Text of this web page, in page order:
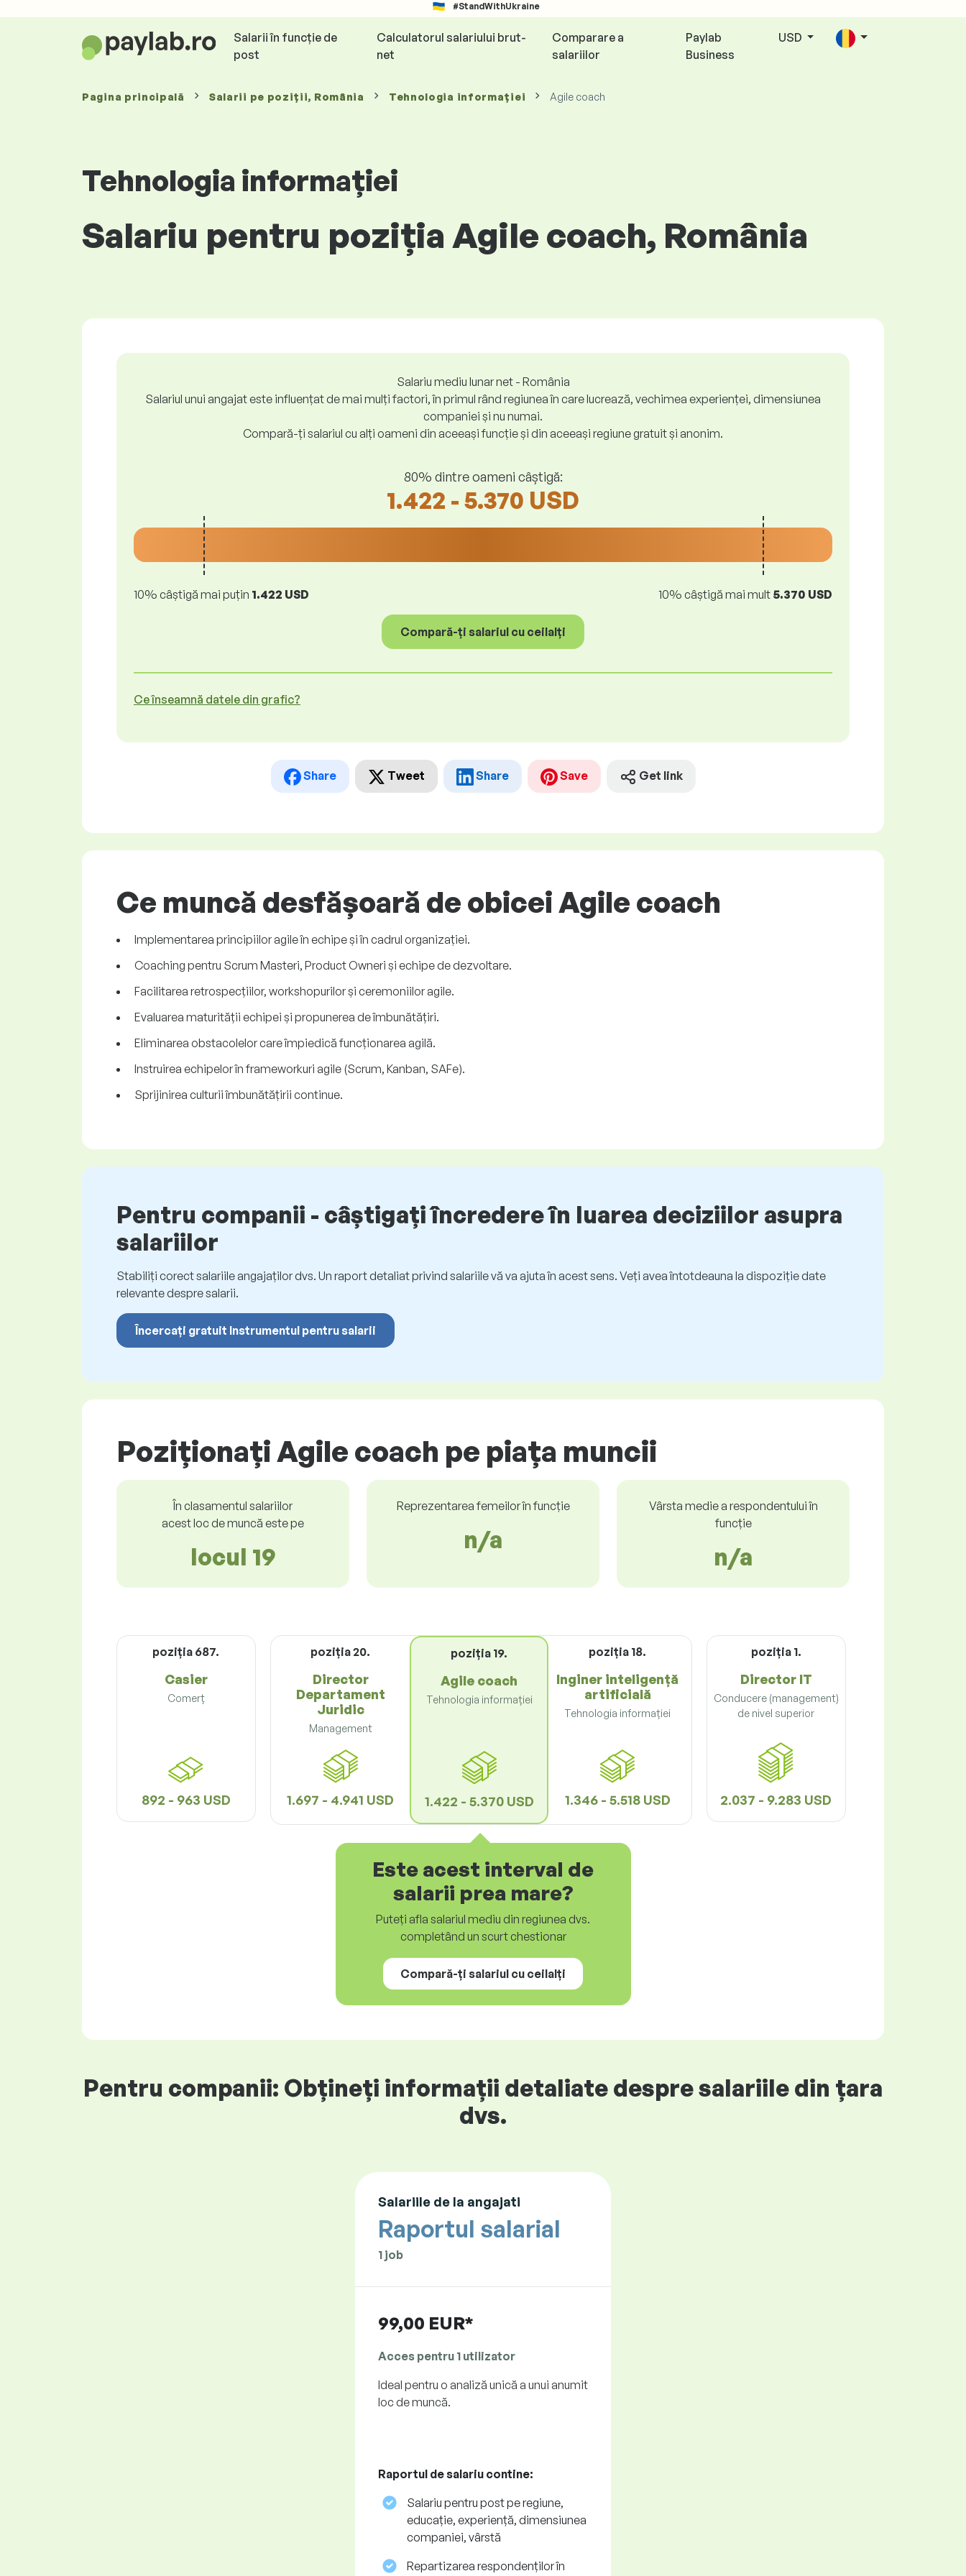
#StandWithUkraine
Salarii în funcție de
post
Calculatorul salariului brut-
net
Comparare a
salariilor
Paylab
Business
USD
Pagina principală Salarii pe poziții, România Tehnologia informației Agile coach
Tehnologia informației
Salariu pentru poziția Agile coach, România
Salariu mediu lunar net - România
Salariul unui angajat este influențat de mai mulți factori, în primul rând regiunea în care lucrează, vechimea experienței, dimensiunea
companiei și nu numai.
Compară-ți salariul cu alți oameni din aceeași funcție și din aceeași regiune gratuit și anonim.
80% dintre oameni câștigă:
1.422 - 5.370 USD
10% câștigă mai puțin 1.422 USD 10% câștigă mai mult 5.370 USD
Compară-ți salariul cu ceilalți
Ce înseamnă datele din grafic?
Share Tweet Share Save Get link
Ce muncă desfășoară de obicei Agile coach
Implementarea principiilor agile în echipe și în cadrul organizației.
Coaching pentru Scrum Masteri, Product Owneri și echipe de dezvoltare.
Facilitarea retrospecțiilor, workshopurilor și ceremoniilor agile.
Evaluarea maturității echipei și propunerea de îmbunătățiri.
Eliminarea obstacolelor care împiedică funcționarea agilă.
Instruirea echipelor în frameworkuri agile (Scrum, Kanban, SAFe).
Sprijinirea culturii îmbunătățirii continue.
Pentru companii - câștigați încredere în luarea deciziilor asupra
salariilor
Stabiliți corect salariile angajaților dvs. Un raport detaliat privind salariile vă va ajuta în acest sens. Veți avea întotdeauna la dispoziție date
relevante despre salarii.
Încercați gratuit Instrumentul pentru salarii
Poziționați Agile coach pe piața muncii
În clasamentul salariilor
acest loc de muncă este pe
locul 19
Reprezentarea femeilor în funcție
n/a
Vârsta medie a respondentului în
funcție
n/a
poziţia 687.
Casier
Comerț
892 - 963 USD
poziţia 20.
Director
Departament
Juridic
Management
1.697 - 4.941 USD
poziţia 19.
Agile coach
Tehnologia informației
1.422 - 5.370 USD
poziţia 18.
Inginer inteligență
artificială
Tehnologia informației
1.346 - 5.518 USD
poziţia 1.
Director IT
Conducere (management)
de nivel superior
2.037 - 9.283 USD
Este acest interval de
salarii prea mare?
Puteți afla salariul mediu din regiunea dvs.
completând un scurt chestionar
Compară-ți salariul cu ceilalți
Pentru companii: Obțineți informații detaliate despre salariile din țara
dvs.
Salariile de la angajati
Raportul salarial
1 job
99,00 EUR*
Acces pentru 1 utilizator
Ideal pentru o analiză unică a unui anumit
loc de muncă.
Raportul de salariu contine:
Salariu pentru post pe regiune,
educație, experiență, dimensiunea
companiei, vârstă
Repartizarea respondenților în